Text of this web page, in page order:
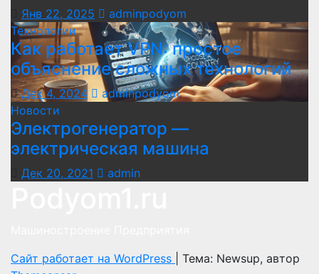
Янв 22, 2025
adminpodyom
Технологии
Как работает VPN: простое
объяснение сложных технологий
Дек 4, 2024
adminpodyom
Новости
Электрогенератор —
электрическая машина
Дек 20, 2021 admin
Сайт работает на WordPress
Тема: Newsup, автор